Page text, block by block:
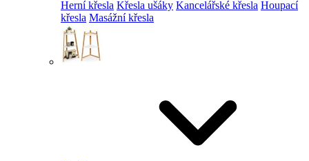
Herní křesla Křesla ušáky Kancelářské křesla Houpací
křesla Masážní křesla